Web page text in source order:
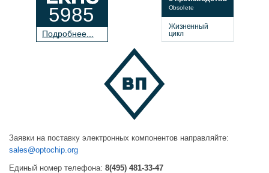
Подробнее...
5985
Жизненный
цикл
Obsolete
Заявки на поставку электронных компонентов направляйте:
sales@optochip.org
Единый номер телефона: 8(495) 481-33-47